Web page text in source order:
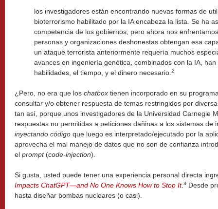
los investigadores están encontrando nuevas formas de
bioterrorismo habilitado por la IA encabeza la lista. Se ha
competencia de los gobiernos, pero ahora nos
personas y organizaciones deshonestas obtengan esa
un ataque terrorista anteriormente requería muchos
avances en ingeniería genética, combinados con la IA,
habilidades, el tiempo, y el dinero necesario. 2
¿Pero, no era que los chatbox tienen incorporado en su
consultar y/o obtener respuesta de temas restringidos por
tan así, porque unos investigadores de la Universidad Carnegie
respuestas no permitidas a peticiones dañinas a los sistemas de
inyectando código que luego es interpretado/ejecutado por la
aprovecha el mal manejo de datos que no son de confianza
el prompt(code-injection).
Si gusta, usted puede tener una experiencia personal directa
Impacts ChatGPT—and No One Knows How to Stop It. 3 Desde
hasta diseñar bombas nucleares (o casi).